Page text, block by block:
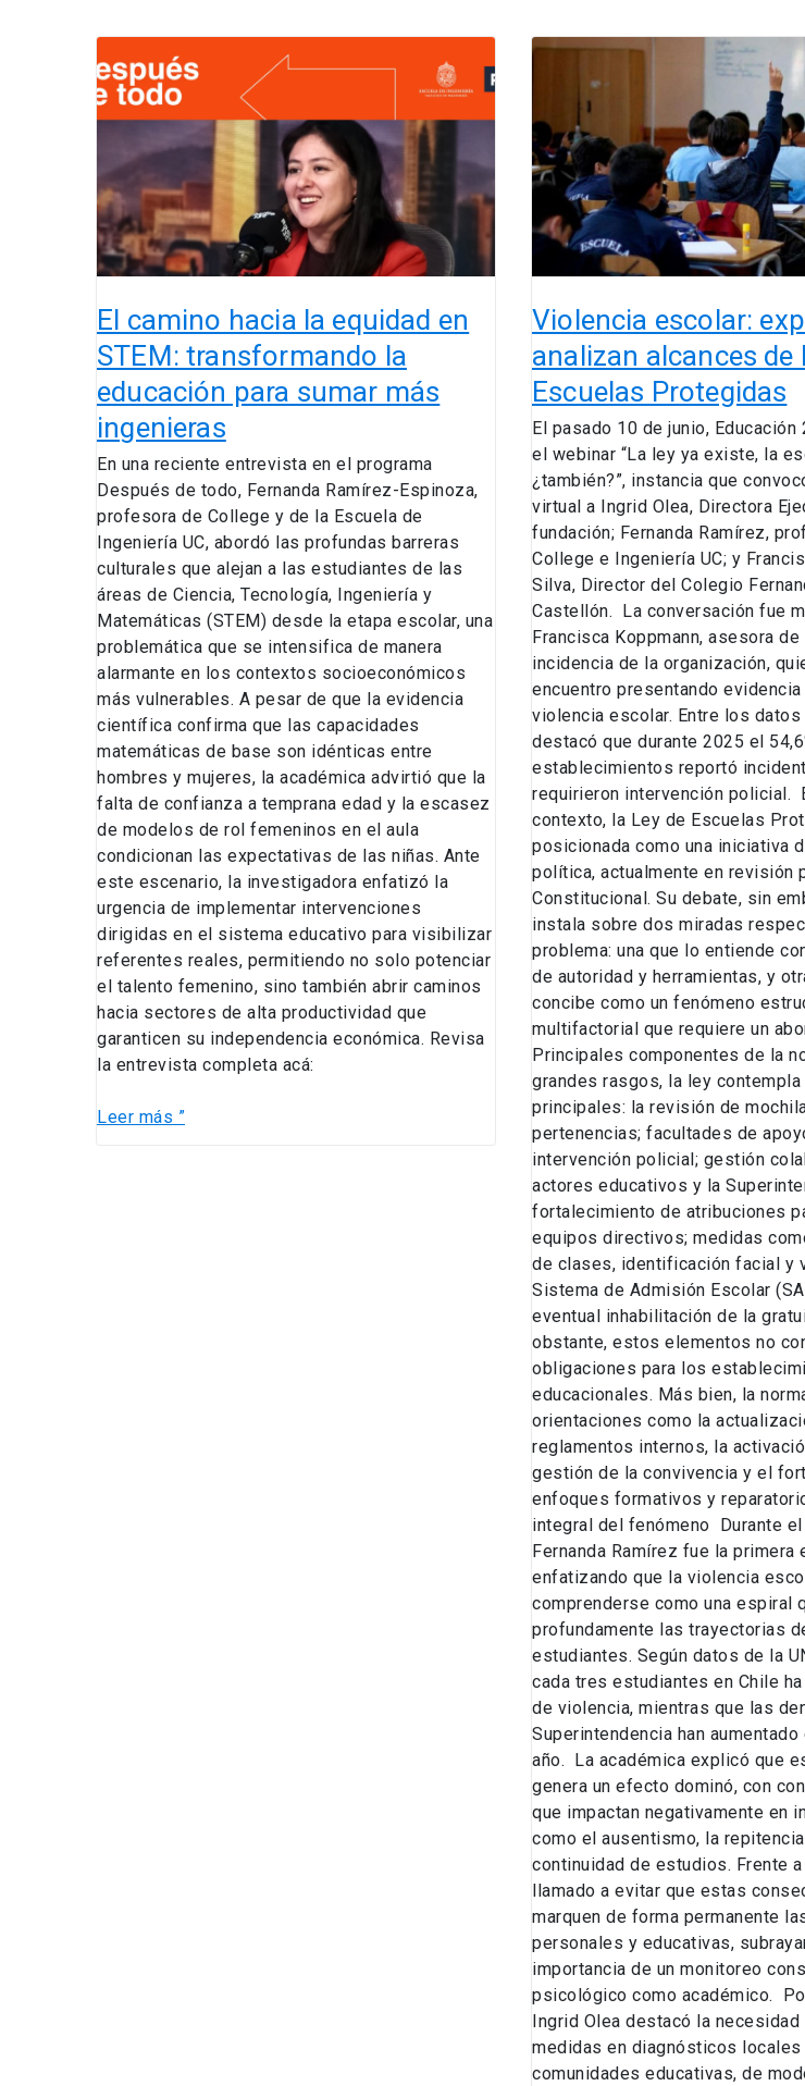
El camino hacia la equidad en
STEM: transformando la
educación para sumar más
ingenieras
En una reciente entrevista en el programa
Después de todo, Fernanda Ramírez-Espinoza,
profesora de College y de la Escuela de
Ingeniería UC, abordó las profundas barreras
culturales que alejan a las estudiantes de las
áreas de Ciencia, Tecnología, Ingeniería y
Matemáticas (STEM) desde la etapa escolar, una
problemática que se intensifica de manera
alarmante en los contextos socioeconómicos
más vulnerables. A pesar de que la evidencia
científica confirma que las capacidades
matemáticas de base son idénticas entre
hombres y mujeres, la académica advirtió que la
falta de confianza a temprana edad y la escasez
de modelos de rol femeninos en el aula
condicionan las expectativas de las niñas. Ante
este escenario, la investigadora enfatizó la
urgencia de implementar intervenciones
dirigidas en el sistema educativo para visibilizar
referentes reales, permitiendo no solo potenciar
el talento femenino, sino también abrir caminos
hacia sectores de alta productividad que
garanticen su independencia económica. Revisa
la entrevista completa acá:
camino
hacia
la
equidad
en
STEM:
transformando
la
educación
para
sumar
más
ingenieras
Leer más ”
Violencia escolar:
analizan alcances de
Escuelas Protegidas
El pasado 10 de junio,
el webinar “La ley ya existe, la
¿también?”, instancia que
virtual a Ingrid Olea, Directora
fundación; Fernanda Ramírez,
College e Ingeniería UC; y
Silva, Director del Colegio
Castellón. La conversación fue
Francisca Koppmann, asesora
incidencia de la organización,
encuentro presentando
violencia escolar. Entre los
destacó que durante 2025 el
establecimientos reportó
requirieron intervención policial.
contexto, la Ley de Escuelas
posicionada como una iniciativa
política, actualmente en revisión
Constitucional. Su debate, sin
instala sobre dos miradas
problema: una que lo entiende
de autoridad y herramientas, y
concibe como un fenómeno
multifactorial que requiere un
Principales componentes de la
grandes rasgos, la ley
principales: la revisión de
pertenencias; facultades de
intervención policial; gestión
actores educativos y la
fortalecimiento de atribuciones
equipos directivos; medidas
de clases, identificación facial y
Sistema de Admisión Escolar
eventual inhabilitación de la
obstante, estos elementos no
obligaciones para los
educacionales. Más bien, la
orientaciones como la
reglamentos internos, la
gestión de la convivencia y el
enfoques formativos y
integral del fenómeno Durante el
Fernanda Ramírez fue la primera
enfatizando que la violencia
comprenderse como una espiral
profundamente las trayectorias
estudiantes. Según datos de la
cada tres estudiantes en Chile
de violencia, mientras que las
Superintendencia han
año. La académica explicó que
genera un efecto dominó, con
que impactan negativamente en
como el ausentismo, la
continuidad de estudios. Frente
llamado a evitar que estas
marquen de forma permanente
personales y educativas,
importancia de un monitoreo
psicológico como académico.
Ingrid Olea destacó la
medidas en diagnósticos locales
comunidades educativas, de
Violencia
expertos
analizan
alcances
de
Ley
Escuelas
Protegidas